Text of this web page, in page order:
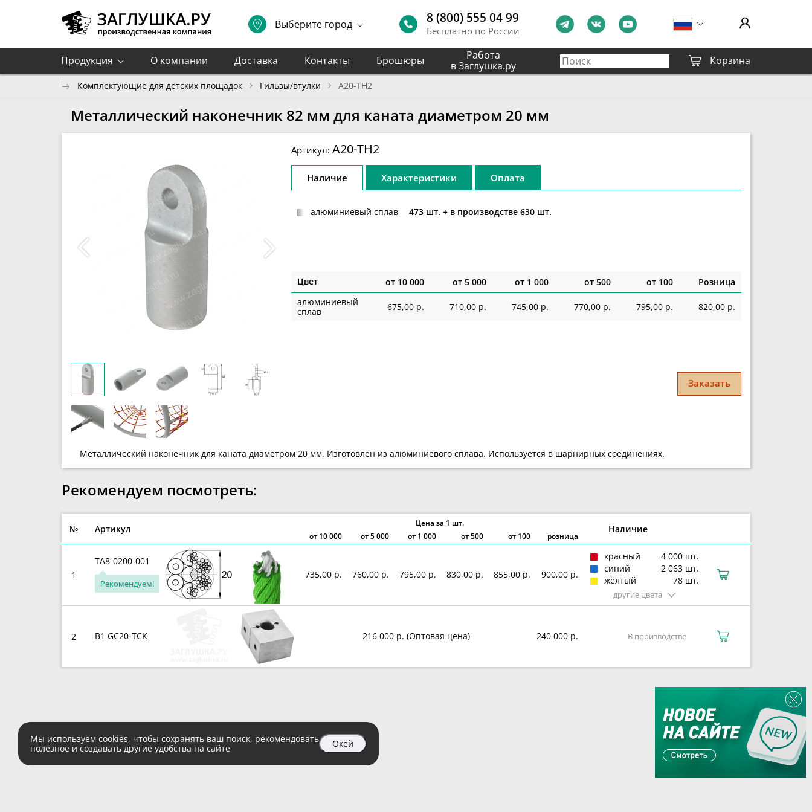
Выберите город 8 (800) 555 04 99
Бесплатно по России
Продукция О компании Доставка Контакты Брошюры
Работа
в Заглушка.ру
Корзина
Комплектующие для детских площадок Гильзы/втулки A20-TH2
Металлический наконечник 82 мм для каната диаметром 20 мм
Артикул: A20-TH2
Наличие Характеристики Оплата
алюминиевый сплав 473 шт. + в производстве 630 шт.
Цвет от 10 000 от 5 000 от 1 000 от 500 от 100
Розница
алюминиевый
сплав
675,00 р. 710,00 р. 745,00 р. 770,00 р. 795,00 р. 820,00 р.
Заказать
Металлический наконечник для каната диаметром 20 мм. Изготовлен из алюминиевого сплава. Используется в шарнирных соединениях.
Рекомендуем посмотреть:
№ Артикул
Цена за 1 шт.
Наличие
от 10 000 от5 000 от 1 000 от 500 от 100 розница
1
TA8-0200-001
Рекомендуем!
735,00 р. 760,00 р. 795,00 р. 830,00 р. 855,00 р. 900,00 р.
красный
4 000 шт.
синий
2 063 шт.
жёлтый
78 шт.
другие цвета
2 B1 GC20-TCK 216 000 р. (Оптовая цена) 240 000 р. В производстве
Мы используем cookies, чтобы сохранять ваш поиск, рекомендовать
полезное и создавать другие удобства на сайте
Окей